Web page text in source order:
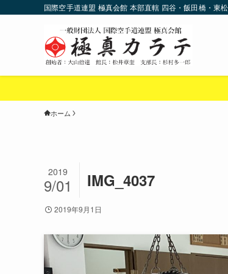
国際空手道連盟 極真会館 本部直轄 四谷・飯田橋・東
ホーム
IMG_4037
2019
9/01
2019年9月1日